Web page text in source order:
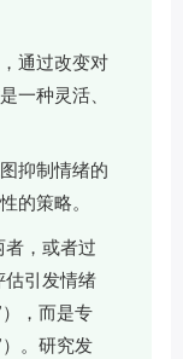
通过改变对
一种灵活、
抑制情绪的
的策略。
，或者过
估引发情绪
，而是专
。研究发